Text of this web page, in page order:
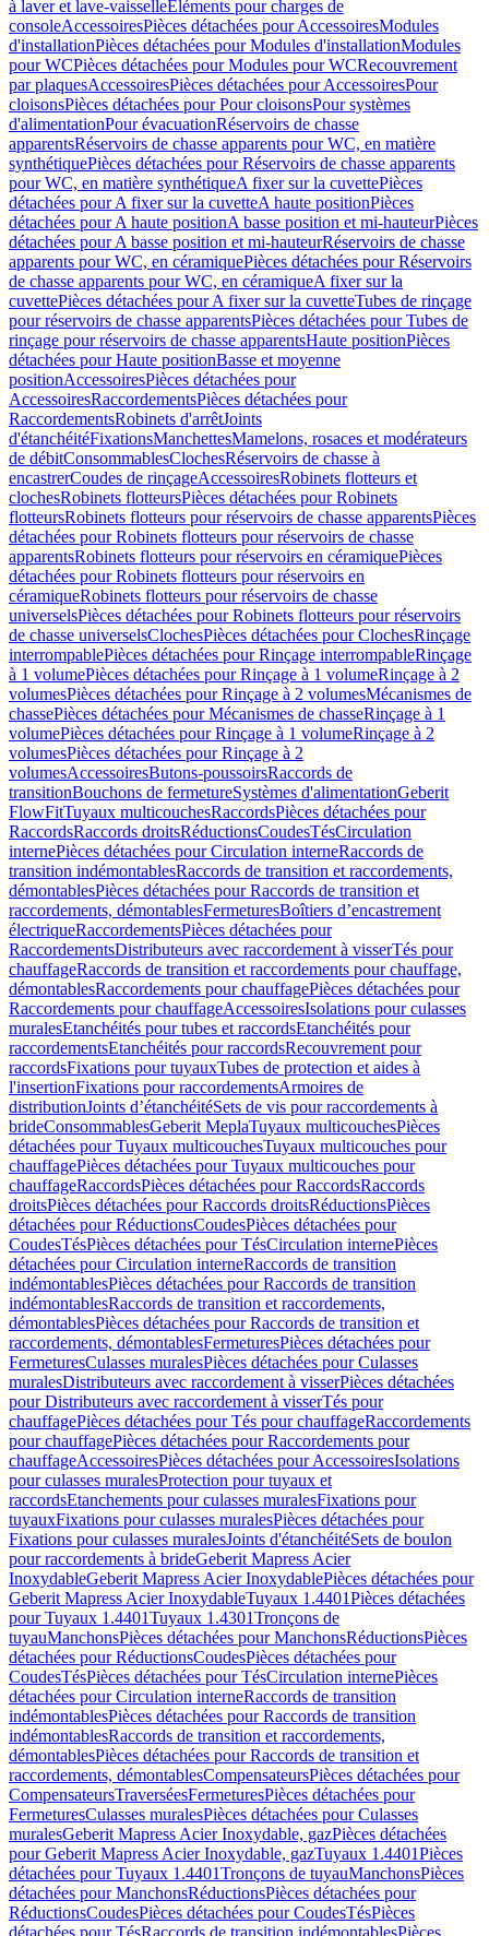
à laver et lave-vaisselleEléments pour charges de
consoleAccessoiresPièces détachées pour AccessoiresModules
d'installationPièces détachées pour Modules d'installationModules
pour WCPièces détachées pour Modules pour WCRecouvrement
par plaquesAccessoiresPièces détachées pour AccessoiresPour
cloisonsPièces détachées pour Pour cloisonsPour systèmes
d'alimentationPour évacuationRéservoirs de chasse
apparentsRéservoirs de chasse apparents pour WC, en matière
synthétiquePièces détachées pour Réservoirs de chasse apparents
pour WC, en matière synthétiqueA fixer sur la cuvettePièces
détachées pour A fixer sur la cuvetteA haute positionPièces
détachées pour A haute positionA basse position et mi-hauteurPièces
détachées pour A basse position et mi-hauteurRéservoirs de chasse
apparents pour WC, en céramiquePièces détachées pour Réservoirs
de chasse apparents pour WC, en céramiqueA fixer sur la
cuvettePièces détachées pour A fixer sur la cuvetteTubes de rinçage
pour réservoirs de chasse apparentsPièces détachées pour Tubes de
rinçage pour réservoirs de chasse apparentsHaute positionPièces
détachées pour Haute positionBasse et moyenne
positionAccessoiresPièces détachées pour
AccessoiresRaccordementsPièces détachées pour
RaccordementsRobinets d'arrêtJoints
d'étanchéitéFixationsManchettesMamelons, rosaces et modérateurs
de débitConsommablesClochesRéservoirs de chasse à
encastrerCoudes de rinçageAccessoiresRobinets flotteurs et
clochesRobinets flotteursPièces détachées pour Robinets
flotteursRobinets flotteurs pour réservoirs de chasse apparentsPièces
détachées pour Robinets flotteurs pour réservoirs de chasse
apparentsRobinets flotteurs pour réservoirs en céramiquePièces
détachées pour Robinets flotteurs pour réservoirs en
céramiqueRobinets flotteurs pour réservoirs de chasse
universelsPièces détachées pour Robinets flotteurs pour réservoirs
de chasse universelsClochesPièces détachées pour ClochesRinçage
interrompablePièces détachées pour Rinçage interrompableRinçage
à 1 volumePièces détachées pour Rinçage à 1 volumeRinçage à 2
volumesPièces détachées pour Rinçage à 2 volumesMécanismes de
chassePièces détachées pour Mécanismes de chasseRinçage à 1
volumePièces détachées pour Rinçage à 1 volumeRinçage à 2
volumesPièces détachées pour Rinçage à 2
volumesAccessoiresButons-poussoirsRaccords de
transitionBouchons de fermetureSystèmes d'alimentationGeberit
FlowFitTuyaux multicouchesRaccordsPièces détachées pour
RaccordsRaccords droitsRéductionsCoudesTésCirculation
internePièces détachées pour Circulation interneRaccords de
transition indémontablesRaccords de transition et raccordements,
démontablesPièces détachées pour Raccords de transition et
raccordements, démontablesFermeturesBoîtiers d’encastrement
électriqueRaccordementsPièces détachées pour
RaccordementsDistributeurs avec raccordement à visserTés pour
chauffageRaccords de transition et raccordements pour chauffage,
démontablesRaccordements pour chauffagePièces détachées pour
Raccordements pour chauffageAccessoiresIsolations pour culasses
muralesEtanchéités pour tubes et raccordsEtanchéités pour
raccordementsEtanchéités pour raccordsRecouvrement pour
raccordsFixations pour tuyauxTubes de protection et aides à
l'insertionFixations pour raccordementsArmoires de
distributionJoints d’étanchéitéSets de vis pour raccordements à
brideConsommablesGeberit MeplaTuyaux multicouchesPièces
détachées pour Tuyaux multicouchesTuyaux multicouches pour
chauffagePièces détachées pour Tuyaux multicouches pour
chauffageRaccordsPièces détachées pour RaccordsRaccords
droitsPièces détachées pour Raccords droitsRéductionsPièces
détachées pour RéductionsCoudesPièces détachées pour
CoudesTésPièces détachées pour TésCirculation internePièces
détachées pour Circulation interneRaccords de transition
indémontablesPièces détachées pour Raccords de transition
indémontablesRaccords de transition et raccordements,
démontablesPièces détachées pour Raccords de transition et
raccordements, démontablesFermeturesPièces détachées pour
FermeturesCulasses muralesPièces détachées pour Culasses
muralesDistributeurs avec raccordement à visserPièces détachées
pour Distributeurs avec raccordement à visserTés pour
chauffagePièces détachées pour Tés pour chauffageRaccordements
pour chauffagePièces détachées pour Raccordements pour
chauffageAccessoiresPièces détachées pour AccessoiresIsolations
pour culasses muralesProtection pour tuyaux et
raccordsEtanchements pour culasses muralesFixations pour
tuyauxFixations pour culasses muralesPièces détachées pour
Fixations pour culasses muralesJoints d'étanchéitéSets de boulon
pour raccordements à brideGeberit Mapress Acier
InoxydableGeberit Mapress Acier InoxydablePièces détachées pour
Geberit Mapress Acier InoxydableTuyaux 1.4401Pièces détachées
pour Tuyaux 1.4401Tuyaux 1.4301Tronçons de
tuyauManchonsPièces détachées pour ManchonsRéductionsPièces
détachées pour RéductionsCoudesPièces détachées pour
CoudesTésPièces détachées pour TésCirculation internePièces
détachées pour Circulation interneRaccords de transition
indémontablesPièces détachées pour Raccords de transition
indémontablesRaccords de transition et raccordements,
démontablesPièces détachées pour Raccords de transition et
raccordements, démontablesCompensateursPièces détachées pour
CompensateursTraverséesFermeturesPièces détachées pour
FermeturesCulasses muralesPièces détachées pour Culasses
muralesGeberit Mapress Acier Inoxydable, gazPièces détachées
pour Geberit Mapress Acier Inoxydable, gazTuyaux 1.4401Pièces
détachées pour Tuyaux 1.4401Tronçons de tuyauManchonsPièces
détachées pour ManchonsRéductionsPièces détachées pour
RéductionsCoudesPièces détachées pour CoudesTésPièces
détachées pour TésRaccords de transition indémontablesPièces